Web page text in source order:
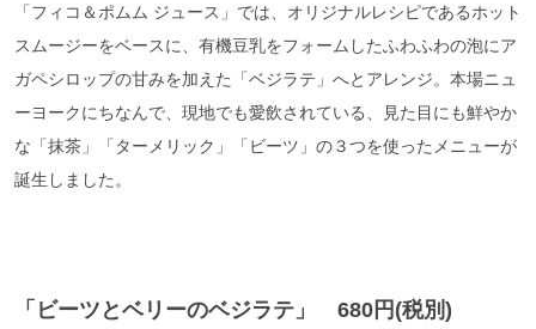
「フィコ＆ポムム ジュース」では、オリジナルレシピであるホット
スムージーをベースに、有機豆乳をフォームしたふわふわの泡にア
ガペシロップの甘みを加えた「ベジラテ」へとアレンジ。本場ニュ
ーヨークにちなんで、現地でも愛飲されている、見た目にも鮮やか
な「抹茶」「ターメリック」「ビーツ」の３つを使ったメニューが
誕生しました。
「ビーツとベリーのベジラテ」 680円(税別)